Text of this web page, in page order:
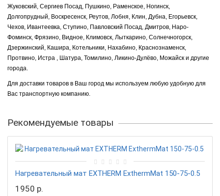
Жуковский, Сергиев Посад, Пушкино, Раменское, Ногинск,
Долгопрудный, Воскресенск, Реутов, Лобня, Клин, Дубна, Егорьевск,
Чехов, Ивантеевка, Ступино, Павловский Посад, Дмитров, Наро-
Фоминск, Фрязино, Видное, Климовск, Лыткарино, Солнечногорск,
Дзержинский, Кашира, Котельники, Нахабино, Краснознаменск,
Протвино, Истра , Шатура, Томилино, Ликино-Дулёво, Можайск и другие
города.
Для доставки товаров в Ваш город мы используем любую удобную для
Вас транспортную компанию.
Рекомендуемые товары
Нагревательный мат EXTHERM ExthermMat 150-75-0.5
1950 р.